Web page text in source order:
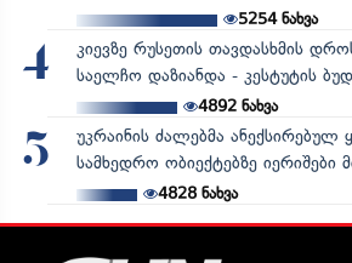
5254ნახვა
4
კიევზე რუსეთის თავდასხმის
საელჩო დაზიანდა - კესტუტის
4892ნახვა
5
უკრაინის ძალებმა ანექსირებულ
სამხედრო ობიექტებზე იერიშები
4828ნახვა